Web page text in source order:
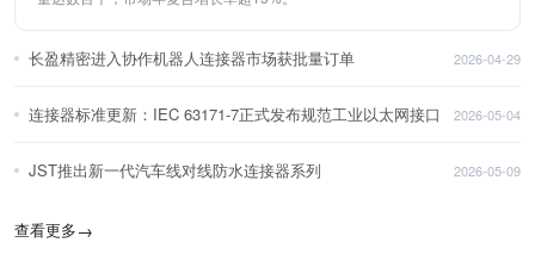
长盈精密进入协作机器人连接器市场获批量订单 2026-04-29
连接器标准更新：IEC 63171-7正式发布规范工业以太网接口 2026-05-04
JST推出新一代汽车线对线防水连接器系列 2026-05-09
查看更多→